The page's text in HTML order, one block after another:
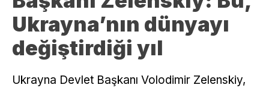
Ukrayna’nın dünyayı
değiştirdiği yıl
Ukrayna Devlet Başkanı Volodimir Zelenskiy,